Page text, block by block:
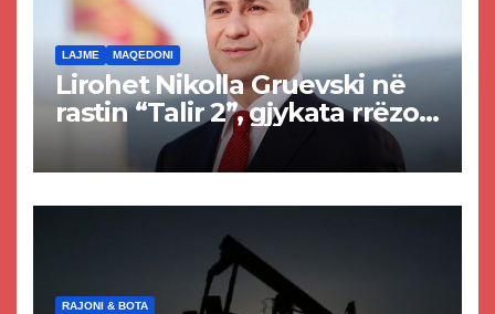
LAJME MAQEDONI
Lirohet Nikolla Gruevski në
rastin “Talir 2”, gjykata rrëzon
akuzat për ndërtimin e
paligjshëm të selisë së
RAJONI & BOTA